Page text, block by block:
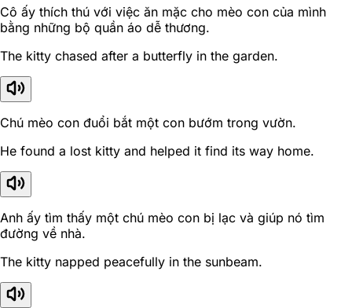
Cô ấy thích thú với việc ăn mặc cho mèo con của mình
bằng những bộ quần áo dễ thương.
The kitty chased after a butterfly in the garden.
Chú mèo con đuổi bắt một con bướm trong vườn.
He found a lost kitty and helped it find its way home.
Anh ấy tìm thấy một chú mèo con bị lạc và giúp nó tìm
đường về nhà.
The kitty napped peacefully in the sunbeam.